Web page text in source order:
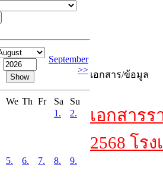
September
>>
We Th Fr Sa
Su
1.
2.
5. 6. 7. 8. 9.
เอกสาร/ข้อมูล
เอกสาร
2568 โร